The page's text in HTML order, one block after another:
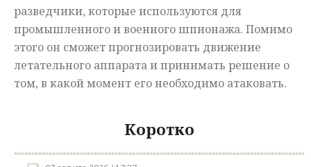
разведчики, которые используются для
промышленного и военного шпионажа. Помимо
этого он сможет прогнозировать движение
летательного аппарата и принимать решение о
том, в какой момент его необходимо атаковать.
Коротко